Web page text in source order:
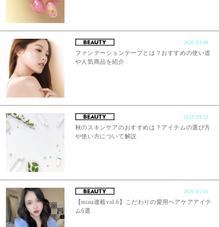
2020.03.09
ファンデーションテープとは？おすすめの使い道
や人気商品を紹介
2019.09.23
秋のスキンケアのおすすめは？アイテムの選び方
や使い方について解説
2020.05.01
【mina連載vol.6】こだわりの愛用ヘアケアアイテ
ム6選